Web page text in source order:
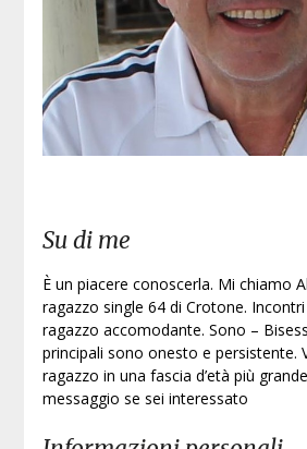
Su di me
È un piacere conoscerla. Mi chiamo
ragazzo single 64 di Crotone.
ragazzo accomodante. Sono –
principali sono onesto e persistente.
ragazzo in una fascia d’età più
messaggio se sei interessato